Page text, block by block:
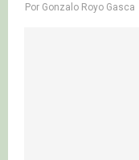
Por Gonzalo Royo Gasca